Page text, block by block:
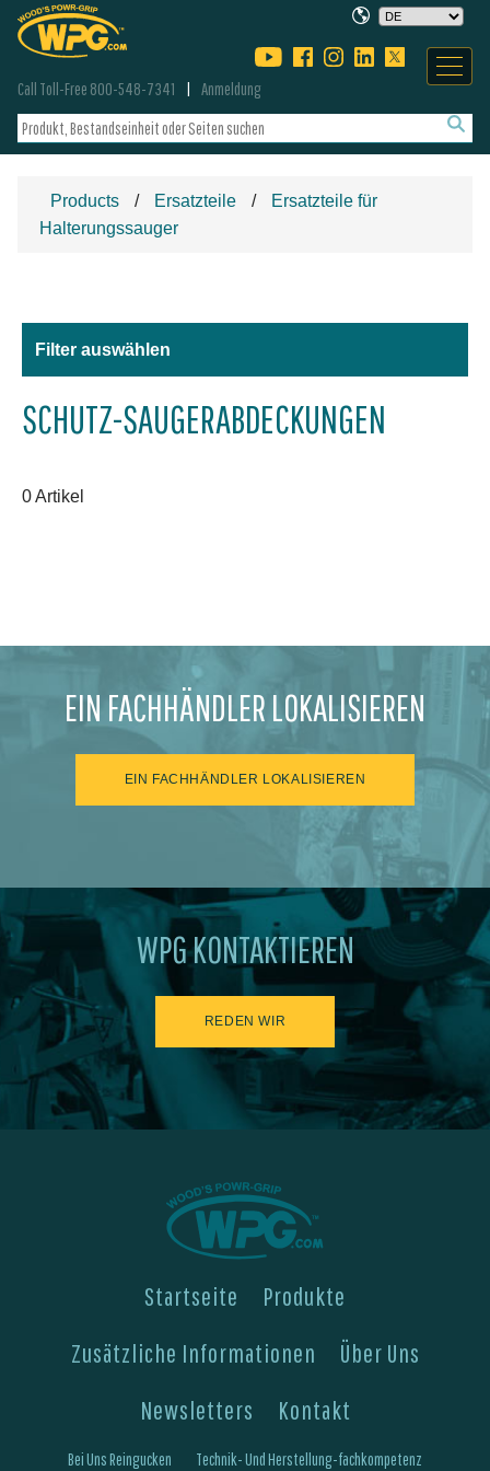
Call Toll-Free 800-548-7341 Anmeldung
Products Ersatzteile
Ersatzteile für
Halterungssauger
Filter auswählen
SCHUTZ-SAUGERABDECKUNGEN
0 Artikel
EIN FACHHÄNDLER LOKALISIEREN
EIN FACHHÄNDLER LOKALISIEREN
WPG KONTAKTIEREN
REDEN WIR
Startseite
Produkte
Zusätzliche Informationen
Über Uns
Newsletters
Kontakt
Bei Uns Reingucken Technik- Und Herstellung-fachkompetenz